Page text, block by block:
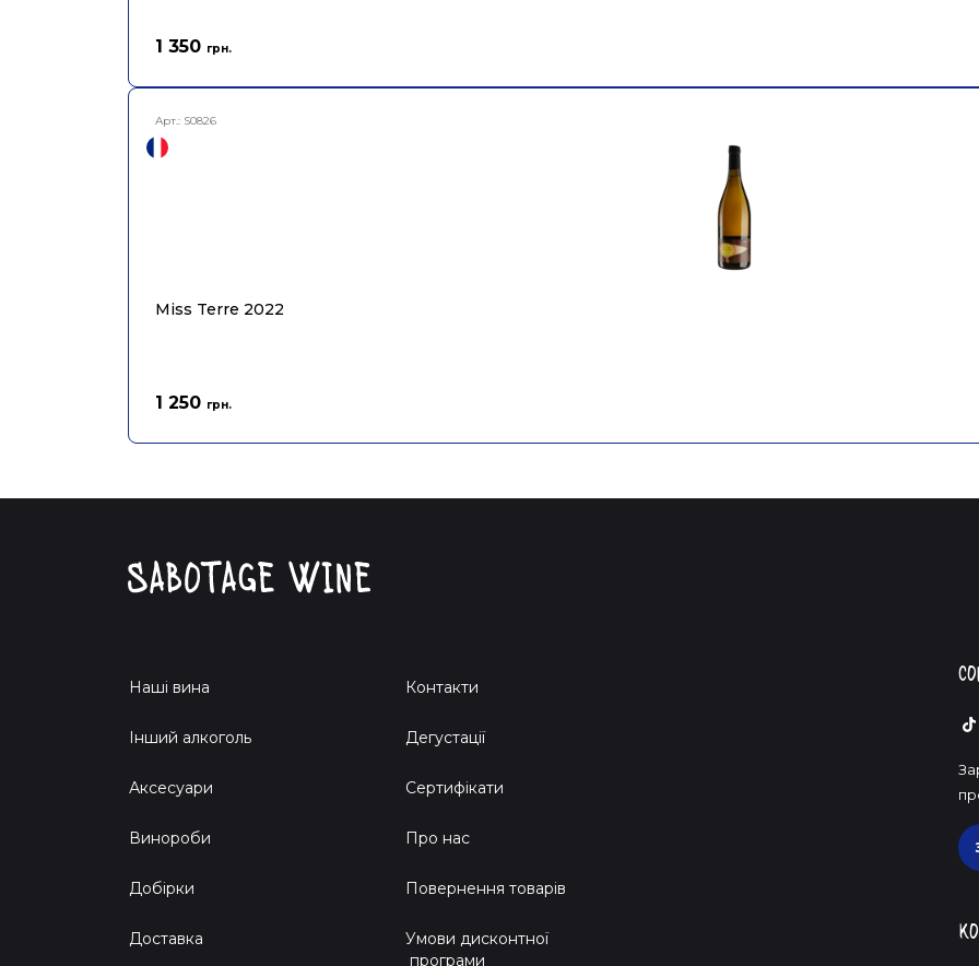
1 350 грн.
Арт.: S0826
Miss Terre 2022
1 250 грн.
Наші вина
Інший алкоголь
Аксесуари
Винороби
Добірки
Доставка
Контакти
Дегустації
Сертифікати
Про нас
Повернення товарів
Умови дисконтної
програми